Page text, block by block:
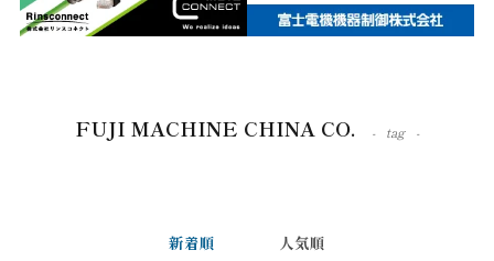
FUJI MACHINE CHINA CO. tag
新着順 人気順